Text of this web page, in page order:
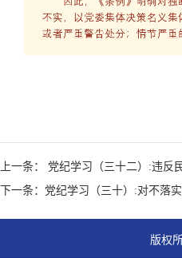
上一条： 党纪学习（三十二）:违反
下一条：党纪学习（三十）:对不落
版权